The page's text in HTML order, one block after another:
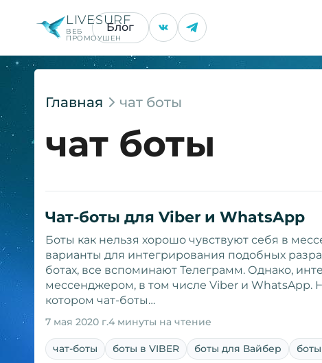
LIVESURF
ВЕБ
ПРОМОУШЕН
Блог
Главная чат боты
чат боты
Чат-боты для Viber и WhatsApp
Боты как нельзя хорошо чувствуют себя в
варианты для интегрирования подобных
ботах, все вспоминают Телеграмм. Однако,
мессенджером, в том числе Viber и WhatsApp.
котором чат-боты…
7 мая 2020 г.4 минуты на чтение
чат-боты боты в VIBER боты для Вайбер